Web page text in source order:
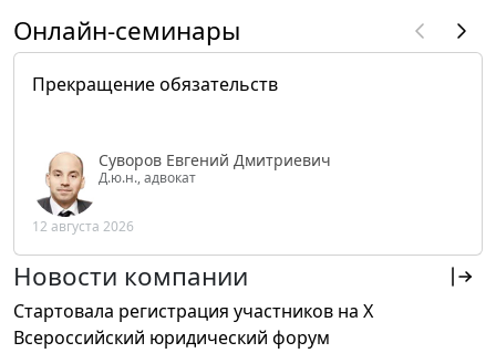
Онлайн-семинары
Прекращение обязательств
Суворов Евгений Дмитриевич
Д.ю.н., адвокат
12 августа 2026
Новости компании
Стартовала регистрация участников на X
Всероссийский юридический форум